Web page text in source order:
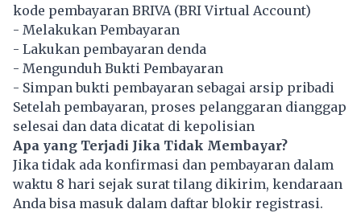
kode pembayaran BRIVA (BRI Virtual Account)
- Melakukan Pembayaran
- Lakukan pembayaran denda
- Mengunduh Bukti Pembayaran
- Simpan bukti pembayaran sebagai arsip pribadi
Setelah pembayaran, proses pelanggaran dianggap
selesai dan data dicatat di kepolisian
Apa yang Terjadi Jika Tidak Membayar?
Jika tidak ada konfirmasi dan pembayaran dalam
waktu 8 hari sejak surat tilang dikirim, kendaraan
Anda bisa masuk dalam daftar blokir registrasi.